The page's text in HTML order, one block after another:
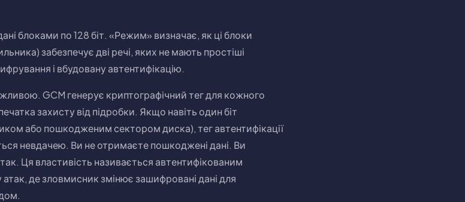
блоками по 128 біт. «Режим» визначає, як ці блоки
забезпечує дві речі, яких не мають простіші
і вбудовану автентифікацію.
GCM генерує криптографічний тег для кожного
захисту від підробки. Якщо навіть один біт
або пошкодженим сектором диска), тег автентифікації
невдачею. Ви не отримаєте пошкоджені дані. Ви
Ця властивість називається автентифікованим
де зловмисник змінює зашифровані дані для